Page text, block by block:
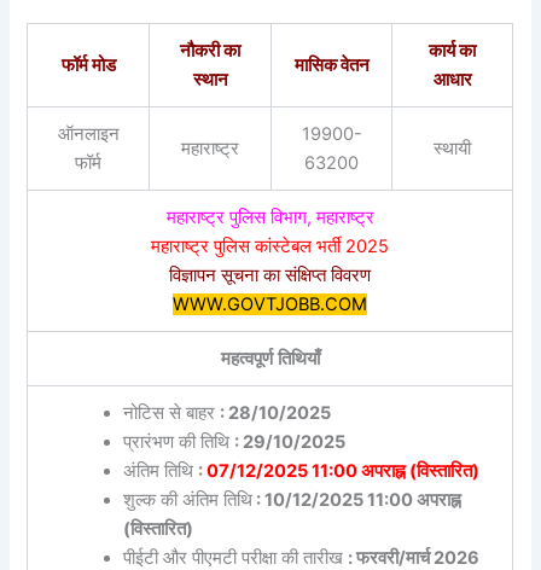
फॉर्म मोड
नौकरी का
स्थान
मासिक वेतन
कार्य का
आधार
ऑनलाइन
फॉर्म
महाराष्ट्र
19900-
63200
स्थायी
महाराष्ट्र पुलिस विभाग, महाराष्ट्र
महाराष्ट्र पुलिस कांस्टेबल भर्ती 2025
विज्ञापन सूचना का संक्षिप्त विवरण
WWW.GOVTJOBB.COM
महत्वपूर्ण तिथियाँ
नोटिस से बाहर : 28/10/2025
प्रारंभण की तिथि : 29/10/2025
अंतिम तिथि :07/12/2025 11:00 अपराह्न (विस्तारित)
शुल्क की अंतिम तिथि: 10/12/2025 11:00 अपराह्न
(विस्तारित)
पीईटी और पीएमटी परीक्षा की तारीख : फरवरी/मार्च 2026